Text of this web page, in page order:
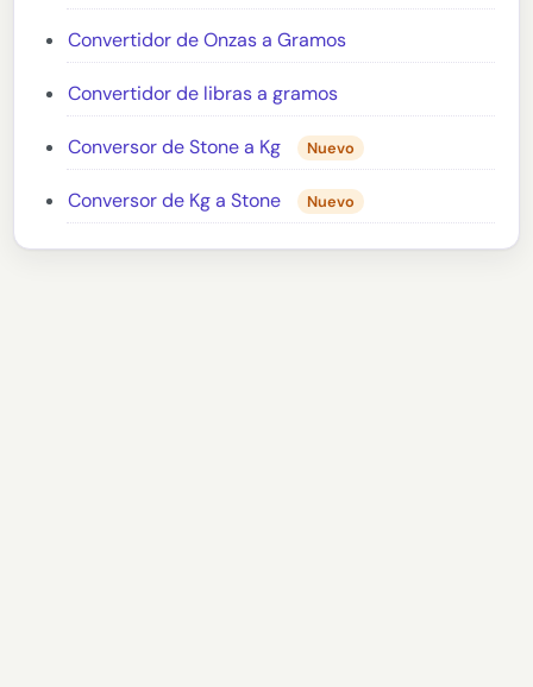
Convertidor de Onzas a Gramos
Convertidor de libras a gramos
Conversor de Stone a Kg Nuevo
Conversor de Kg a Stone Nuevo